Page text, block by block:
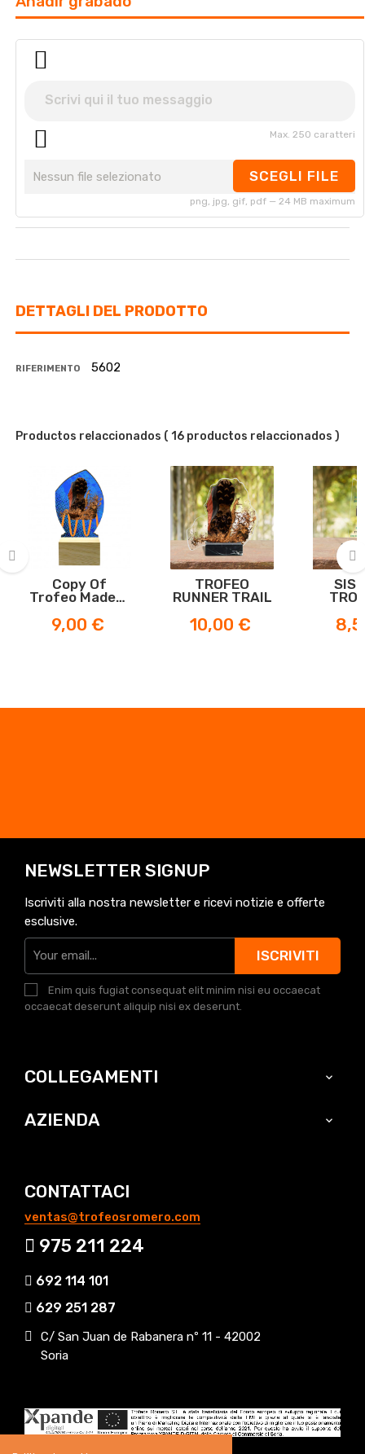
Max. 250 caratteri
Nessun file selezionato SCEGLI FILE
png, jpg, gif, pdf — 24 MB maximum
DETTAGLI DEL PRODOTTO
RIFERIMENTO 5602
Productos relaccionados ( 16 productos relaccionados )
Copy Of
Trofeo Madera
Prezzo
9,00 €
TROFEO
RUNNER TRAIL
Prezzo
10,00 €
›
NEWSLETTER SIGNUP
Iscriviti alla nostra newsletter e ricevi notizie e offerte
esclusive.
ISCRIVITI
Enim quis fugiat consequat elit minim nisi eu occaecat
occaecat deserunt aliquip nisi ex deserunt.
COLLEGAMENTI 
AZIENDA 
CONTATTACI
ventas@trofeosromero.com
975 211 224
692 114 101
629 251 287
C/ San Juan de Rabanera nº 11 - 42002
Soria